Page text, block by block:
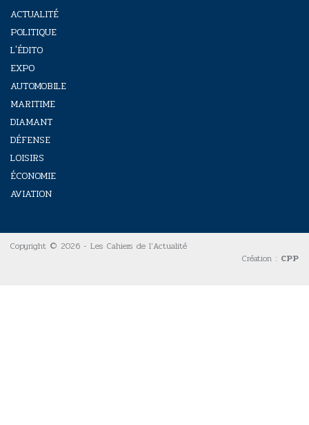
ACTUALITÉ
POLITIQUE
L'ÉDITO
EXPO
AUTOMOBILE
MARITIME
DIAMANT
DÉFENSE
LOISIRS
ÉCONOMIE
AVIATION
Copyright © 2026 - Les Cahiers de l'Actualité
Création : CPP